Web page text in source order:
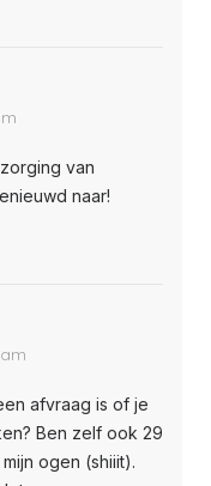
van
naar!
afvraag is of je
Ben zelf ook 29
ogen (shiiit).